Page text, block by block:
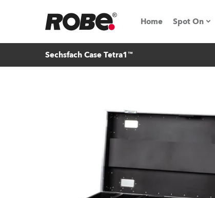
Home Spot On
Tipps,
Sechsfach Case Tetra1™